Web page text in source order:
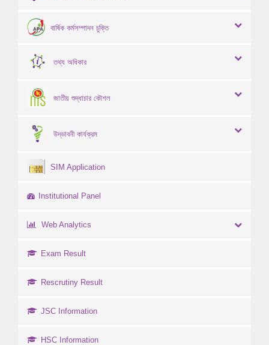
বার্ষিক কর্মসম্পাদন চুক্তি
তথ্য অধিকার
জাতীয় শুদ্ধাচার কৌশল
উদ্ভাবনী কার্যক্রম
SIM Application
Institutional Panel
Web Analytics
Exam Result
Rescrutiny Result
JSC Information
HSC Information